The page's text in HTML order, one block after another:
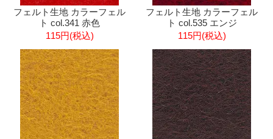
フェルト生地 カラーフェル
ト col.341 赤色
115円(税込)
フェルト生地 カラーフェル
ト col.535 エンジ
115円(税込)